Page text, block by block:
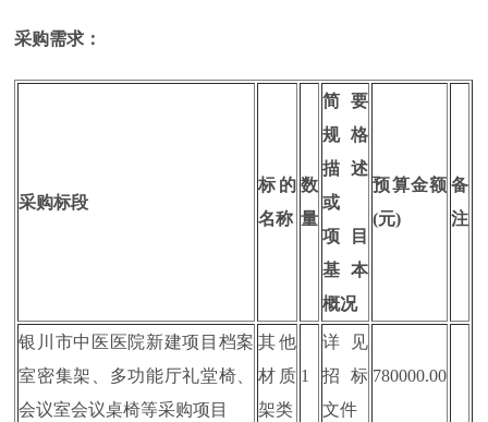
采购需求：
采购标段
标的
名称
数
量
简要
规格
描述
或
项目
基本
概况
预算金额
(元)
备
注
银川市中医医院新建项目档案
室密集架、多功能厅礼堂椅、
会议室会议桌椅等采购项目
其他
材质
架类
1
详见
招标
文件
780000.00